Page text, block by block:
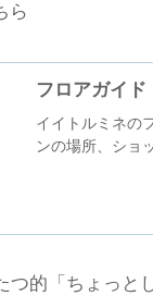
ら
フロアガイ
イイトルミネの
ンの場所、ショ
つ的「ちょっと